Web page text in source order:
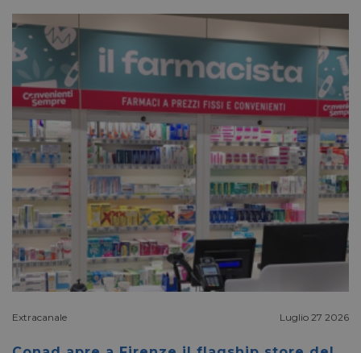
Extracanale Luglio 27 2026